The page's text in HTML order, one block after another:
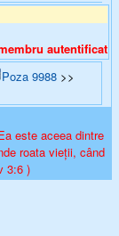
autentificat
Poza 9988 >>
este aceea dintre
roata vieții, când
3:6 )